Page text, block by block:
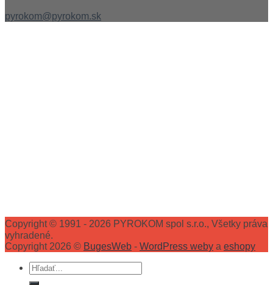
pyrokom@pyrokom.sk
Copyright © 1991 - 2026 PYROKOM spol s.r.o., Všetky práva
vyhradené.
Copyright 2026 © BugesWeb - WordPress weby a eshopy
Hľadať: